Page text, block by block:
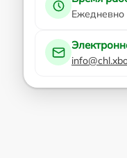
Ежедневно